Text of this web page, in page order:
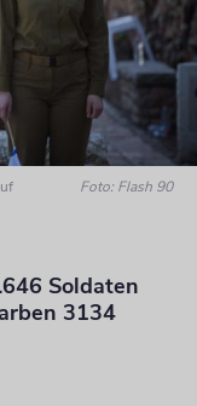
Foto: Flash 90
Soldaten
3134